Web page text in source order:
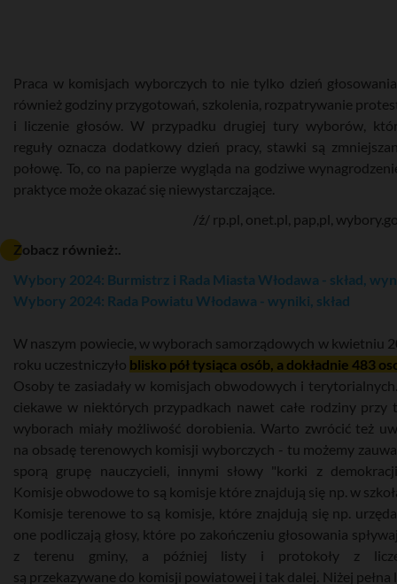
Praca w komisjach wyborczych to nie tylko dzień
również godziny przygotowań, szkolenia, rozpatrywanie
i liczenie głosów. W przypadku drugiej tury wyborów,
reguły oznacza dodatkowy dzień pracy, stawki są
połowę. To, co na papierze wygląda na godziwe
praktyce może okazać się niewystarczające.
/ź/ rp.pl, onet.pl, pap,pl,
Zobacz również:.
Wybory 2024: Burmistrz i Rada Miasta Włodawa - skład,
Wybory 2024: Rada Powiatu Włodawa - wyniki, skład
W naszym powiecie, w wyborach samorządowych w kwietniu
roku uczestniczyło blisko pół tysiąca osób, a dokładnie 483
Osoby te zasiadały w komisjach obwodowych i
ciekawe w niektórych przypadkach nawet całe rodziny przy
wyborach miały możliwość dorobienia. Warto zwrócić też
na obsadę terenowych komisji wyborczych - tu możemy
sporą grupę nauczycieli, innymi słowy "korki z
Komisje obwodowe to są komisje które znajdują się np. w
Komisje terenowe to są komisje, które znajdują się np.
one podliczają głosy, które po zakończeniu głosowania
z terenu gminy, a później listy i protokoły z
są przekazywane do komisji powiatowej i tak dalej. Niżej pełna